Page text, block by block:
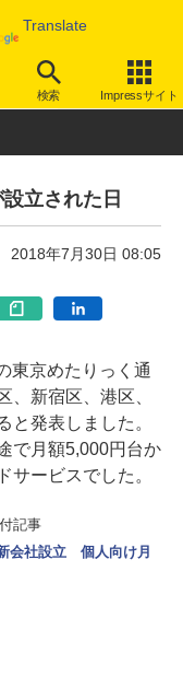
Translate
検索 Impressサイト
企業
立された日
2018年7月30日 08:05
東京めたりっく通
、新宿区、港区、
と発表しました。
で月額5,000円台か
サービスでした。
記事
会社設立 個人向け月